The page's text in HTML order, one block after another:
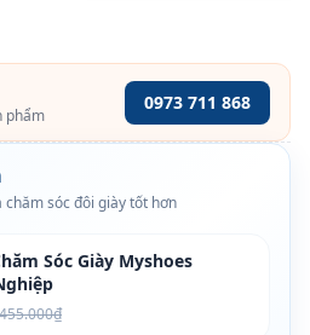
phẩm
0973 711 868
chăm sóc đôi giày tốt hơn
Sóc Giày Myshoes
455.000₫